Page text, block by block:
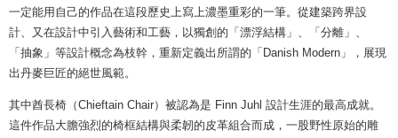
一定能用自己的作品在這段歷史上寫上濃墨重彩的一筆。從建築跨界設
計、又在設計中引入藝術和工藝，以獨創的「漂浮結構」、「分離」、
「抽象」等設計概念為枝幹，重新定義出所謂的「Danish Modern」，展現
出丹麥巨匠的絕世風範。
其中酋長椅（Chieftain Chair）被認為是 Finn Juhl 設計生涯的最高成就。
這件作品大膽強烈的椅框結構與柔韌的皮革組合而成，一股野性原始的雕